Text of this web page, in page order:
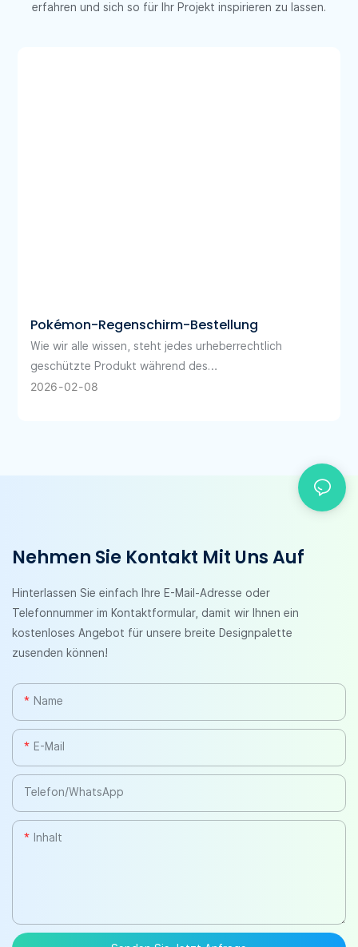
erfahren und sich so für Ihr Projekt inspirieren zu lassen.
Pokémon-Regenschirm-Bestellung
Wie wir alle wissen, steht jedes urheberrechtlich
geschützte Produkt während des
Entwicklungsprozesses vor erheblichen
2026 02 08
Nehmen Sie Kontakt Mit Uns Auf
Hinterlassen Sie einfach Ihre E-Mail-Adresse oder
Telefonnummer im Kontaktformular, damit wir Ihnen ein
kostenloses Angebot für unsere breite Designpalette
zusenden können!
Name
E-Mail
Telefon/WhatsApp
Inhalt